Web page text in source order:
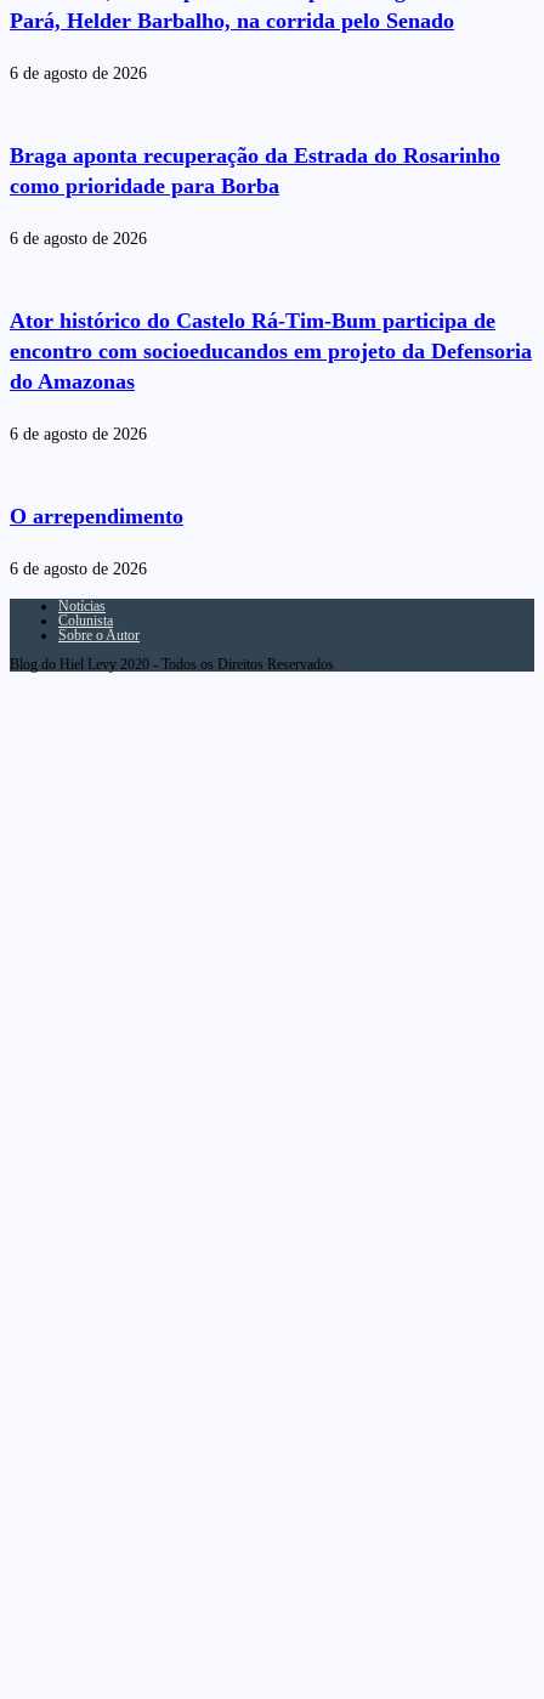
Pará, Helder Barbalho, na corrida pelo Senado
6 de agosto de 2026
Braga aponta recuperação da Estrada do Rosarinho
como prioridade para Borba
6 de agosto de 2026
Ator histórico do Castelo Rá-Tim-Bum participa de
encontro com socioeducandos em projeto da Defensoria
do Amazonas
6 de agosto de 2026
O arrependimento
6 de agosto de 2026
Notícias
Colunista
Sobre o Autor
Blog do Hiel Levy 2020 - Todos os Direitos Reservados